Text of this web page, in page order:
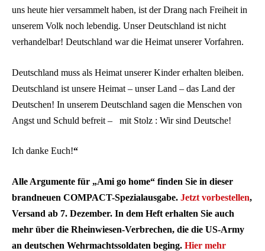
uns heute hier versammelt haben, ist der Drang nach Freiheit in
unserem Volk noch lebendig. Unser Deutschland ist nicht
verhandelbar! Deutschland war die Heimat unserer Vorfahren.
Deutschland muss als Heimat unserer Kinder erhalten bleiben.
Deutschland ist unsere Heimat – unser Land – das Land der
Deutschen! In unserem Deutschland sagen die Menschen von
Angst und Schuld befreit – mit Stolz : Wir sind Deutsche!
Ich danke Euch!“
Alle Argumente für „Ami go home“ finden Sie in dieser
brandneuen COMPACT-Spezialausgabe. Jetzt vorbestellen,
Versand ab 7. Dezember. In dem Heft erhalten Sie auch
mehr über die Rheinwiesen-Verbrechen, die die US-Army
an deutschen Wehrmachtssoldaten beging. Hier mehr